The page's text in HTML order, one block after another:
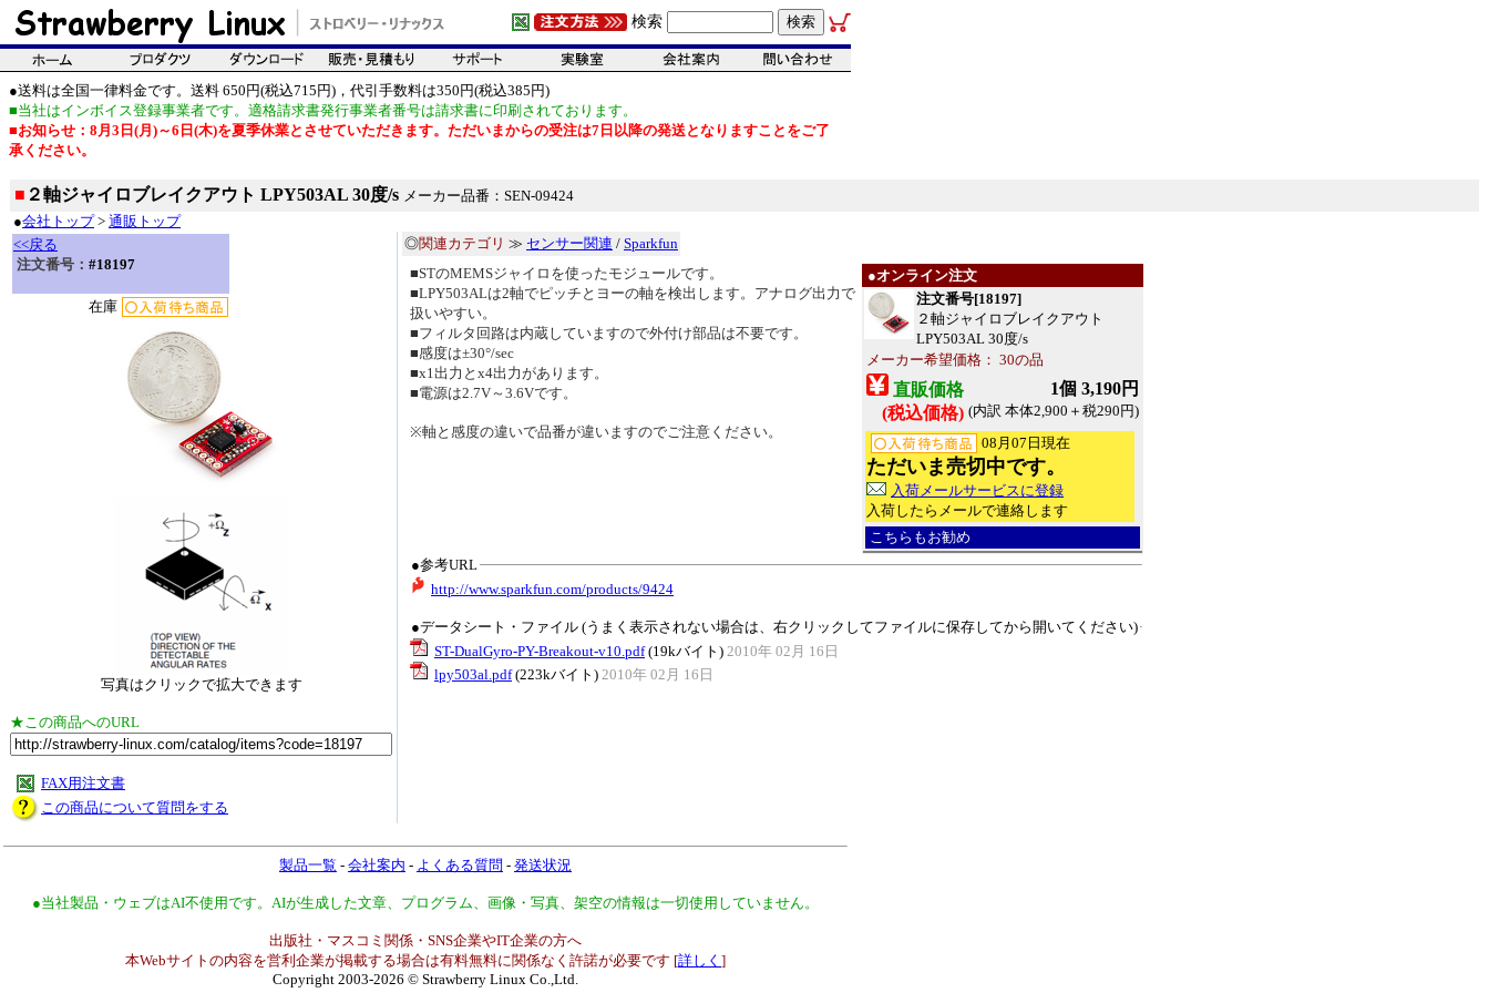
検索
●送料は全国一律料金です。送料 650円(税込715円)，代引手数料は350円(税込385円)
■当社はインボイス登録事業者です。適格請求書発行事業者番号は請求書に印刷されております。
■お知らせ：8月3日(月)～6日(木)を夏季休業とさせていただきます。ただいまからの受注は7日以降の発送となりますことをご了
承ください。
■ ２軸ジャイロブレイクアウト LPY503AL 30度/s メーカー品番：SEN-09424
●会社トップ> 通販トップ
<<戻る
注文番号： #18197
在庫
写真はクリックで拡大できます
★この商品へのURL
FAX用注文書
この商品について質問をする
◎関連カテゴリ ≫ センサー関連 / Sparkfun
●オンライン注文
注文番号[18197]
２軸ジャイロブレイクアウト
LPY503AL 30度/s
メーカー希望価格： 30の品
直販価格
(税込価格)
1個 3,190円
(内訳 本体2,900＋税290円)
08月07日現在
ただいま売切中です。
入荷メールサービスに登録
入荷したらメールで連絡します
こちらもお勧め
■STのMEMSジャイロを使ったモジュールです。
■LPY503ALは2軸でピッチとヨーの軸を検出します。アナログ出力で
扱いやすい。
■フィルタ回路は内蔵していますので外付け部品は不要です。
■感度は±30°/sec
■x1出力とx4出力があります。
■電源は2.7V～3.6Vです。
※軸と感度の違いで品番が違いますのでご注意ください。
●参考URL
http://www.sparkfun.com/products/9424
●データシート・ファイル (うまく表示されない場合は、右クリックしてファイルに保存してから開いてください)
ST-DualGyro-PY-Breakout-v10.pdf(19kバイト) 2010年 02月 16日
lpy503al.pdf(223kバイト) 2010年 02月 16日
製品一覧 - 会社案内 - よくある質問 - 発送状況
●当社製品・ウェブはAI不使用です。AIが生成した文章、プログラム、画像・写真、架空の情報は一切使用していません。
出版社・マスコミ関係・SNS企業やIT企業の方へ
本Webサイトの内容を営利企業が掲載する場合は有料無料に関係なく許諾が必要です [詳しく ]
Copyright 2003-2026 © Strawberry Linux Co.,Ltd.